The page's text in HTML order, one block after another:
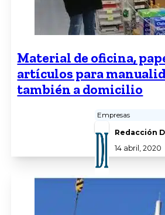
Material de oficina,
artículos para
también a domicilio
Empresas
Redacción
14 abril, 2020